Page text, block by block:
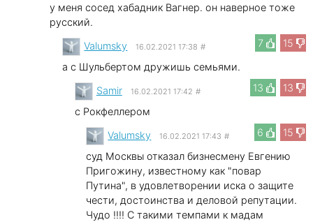
у меня сосед хабадник Вагнер. он наверное тоже
русский.
7
15
Valumsky 16.02.2021 17:38 #
а с Шульбертом дружишь семьями.
13
13
Samir 16.02.2021 17:42 #
с Рокфеллером
6
15
Valumsky 16.02.2021 17:43 #
суд Москвы отказал бизнесмену Евгению
Пригожину, известному как "повар
Путина", в удовлетворении иска о защите
чести, достоинства и деловой репутации.
Чудо !!!! С такими темпами к мадам